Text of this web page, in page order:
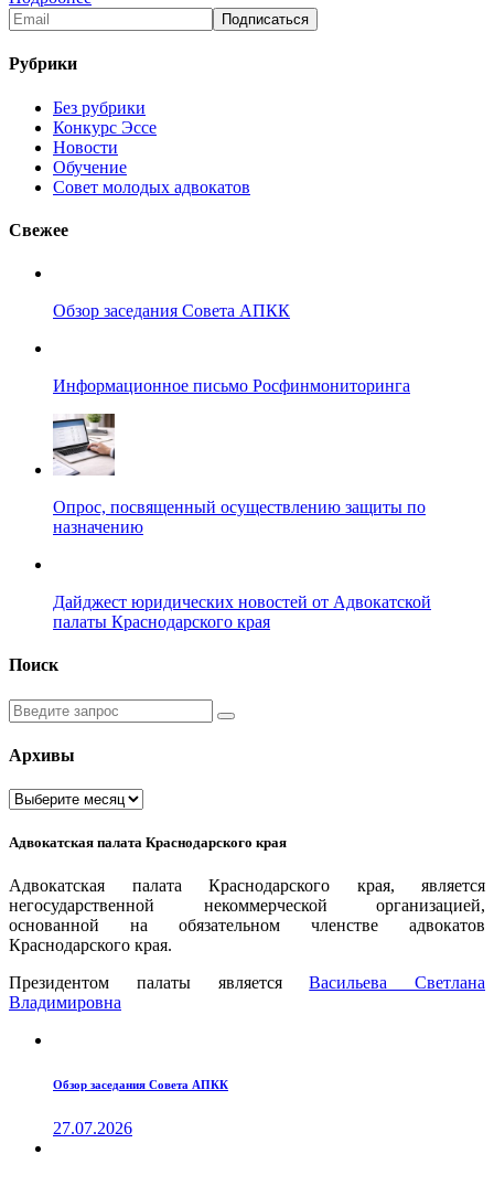
Рубрики
Без рубрики
Конкурс Эссе
Новости
Обучение
Совет молодых адвокатов
Свежее
Обзор заседания Совета АПКК
Информационное письмо Росфинмониторинга
Опрос, посвященный осуществлению защиты по
назначению
Дайджест юридических новостей от Адвокатской
палаты Краснодарского края
Поиск
Введите
запрос
Архивы
Архивы
Адвокатская палата Краснодарского края
Адвокатская палата Краснодарского края, является
негосударственной некоммерческой организацией,
основанной на обязательном членстве адвокатов
Краснодарского края.
Президентом палаты являетсяВаcильева Светлана
Владимировна
Обзор заседания Совета АПКК
27.07.2026